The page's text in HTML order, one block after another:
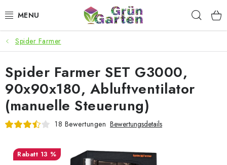
Inhalt
ANGEBOTE
LED PFLANZENLAMPEN
ANBAUBEDARF FÜR DEN HEIMANBAU
AQUARISTIK
MICROGREENS
Spider Farmer
Spider Farmer SET G3000,
90x90x180, Abluftventilator
(manuelle Steuerung)
18 Bewertungen Bewertungsdetails
13 %